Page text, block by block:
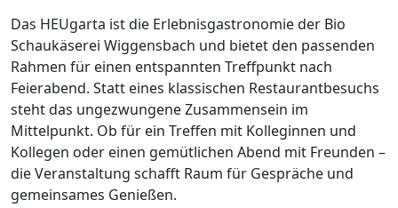
Das HEUgarta ist die Erlebnisgastronomie der Bio
Schaukäserei Wiggensbach und bietet den passenden
Rahmen für einen entspannten Treffpunkt nach
Feierabend. Statt eines klassischen Restaurantbesuchs
steht das ungezwungene Zusammensein im
Mittelpunkt. Ob für ein Treffen mit Kolleginnen und
Kollegen oder einen gemütlichen Abend mit Freunden –
die Veranstaltung schafft Raum für Gespräche und
gemeinsames Genießen.